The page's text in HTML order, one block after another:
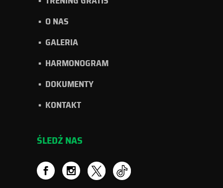
O NAS
GALERIA
HARMONOGRAM
DOKUMENTY
KONTAKT
ŚLEDŹ NAS